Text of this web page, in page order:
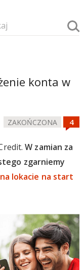
konta w
ZAKOŃCZONA
W zamian za
zgarniemy
lokacie na start